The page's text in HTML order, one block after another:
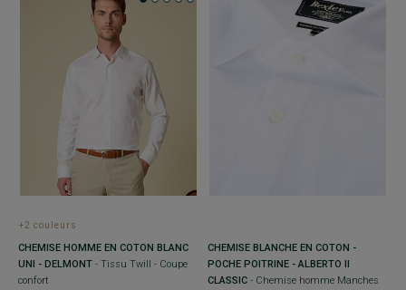
+2 couleurs
CHEMISE HOMME EN COTON BLANC
UNI - DELMONT - Tissu Twill - Coupe
confort
CHEMISE BLANCHE EN COTON -
POCHE POITRINE - ALBERTO II
CLASSIC - Chemise homme Manches